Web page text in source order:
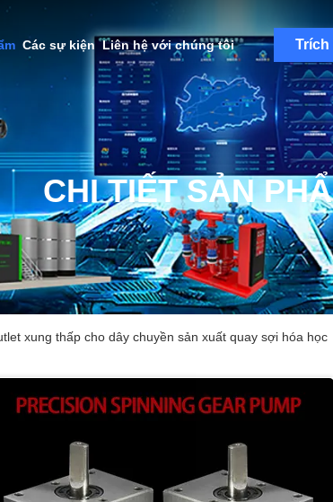
Các sự kiện Liên hệ với chúng tôi Trích
CHI TIẾT SẢN
xung thấp cho dây chuyền sản xuất quay sợi hóa học